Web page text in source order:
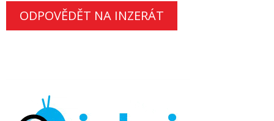
ODPOVĚDĚT NA INZERÁT